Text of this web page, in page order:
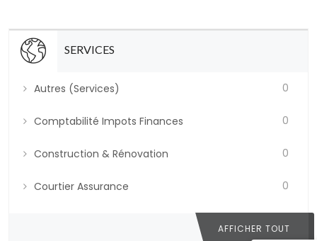
SERVICES
Autres (Services) 0
Comptabilité Impots Finances 0
Construction & Rénovation 0
Courtier Assurance 0
AFFICHER TOUT